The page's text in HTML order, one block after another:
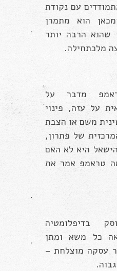
עם נקודת
הוא מתמרן
הרבה יותר
מלכתחילה.
מדבר על
על עזה, פינוי
משם או הצבת
של פתרון,
היא לא האם
טראמפ אמר את
בדיפלומטיה
כל משא ומתן
עסקה מוצלחת –